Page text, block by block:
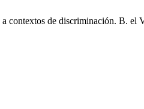
de discriminación. B.